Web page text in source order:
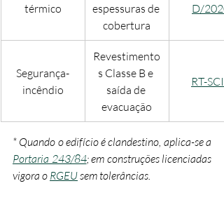
térmico
espessuras de
cobertura
D/2020
Segurança-
incêndio
Revestimento
s Classe B e
saída de
evacuação
RT-SCIE
Portaria 243/84; em construções licenciadas
vigora o RGEU sem tolerâncias.